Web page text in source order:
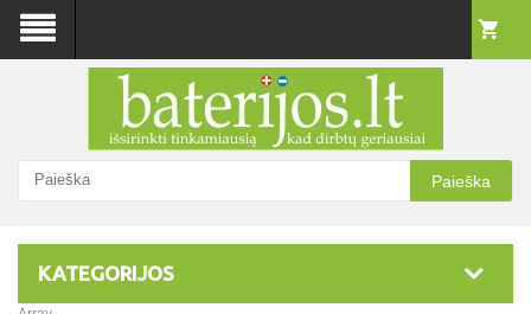
Paieška
KATEGORIJOS